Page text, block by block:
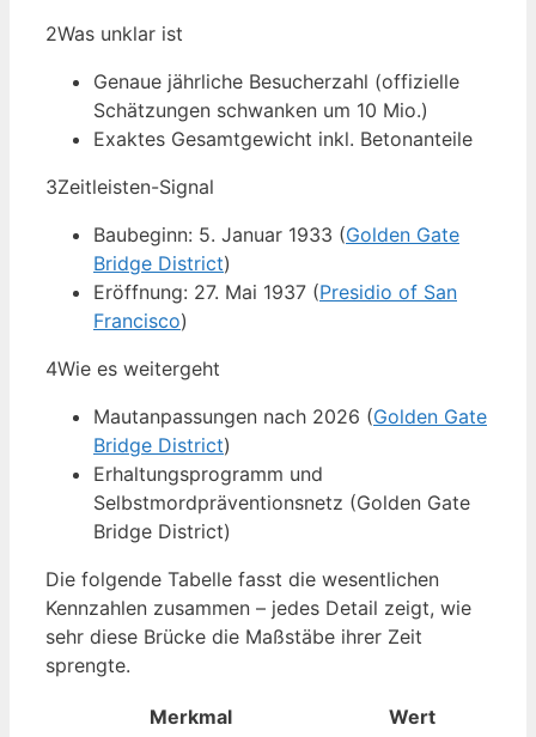
2Was unklar ist
Genaue jährliche Besucherzahl (offizielle
Schätzungen schwanken um 10 Mio.)
Exaktes Gesamtgewicht inkl. Betonanteile
3Zeitleisten-Signal
Baubeginn: 5. Januar 1933 (Golden Gate
Bridge District)
Eröffnung: 27. Mai 1937 (Presidio of San
Francisco)
4Wie es weitergeht
Mautanpassungen nach 2026 (Golden Gate
Bridge District)
Erhaltungsprogramm und
Selbstmordpräventionsnetz (Golden Gate
Bridge District)
Die folgende Tabelle fasst die wesentlichen
Kennzahlen zusammen – jedes Detail zeigt, wie
sehr diese Brücke die Maßstäbe ihrer Zeit
sprengte.
Merkmal
Wert